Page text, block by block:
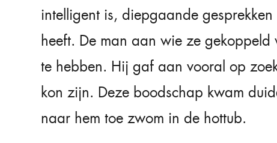
intelligent is, diepgaande
heeft. De man aan wie ze
te hebben. Hij gaf aan vooral op
kon zijn. Deze boodschap kwam
naar hem toe zwom in de hottub.